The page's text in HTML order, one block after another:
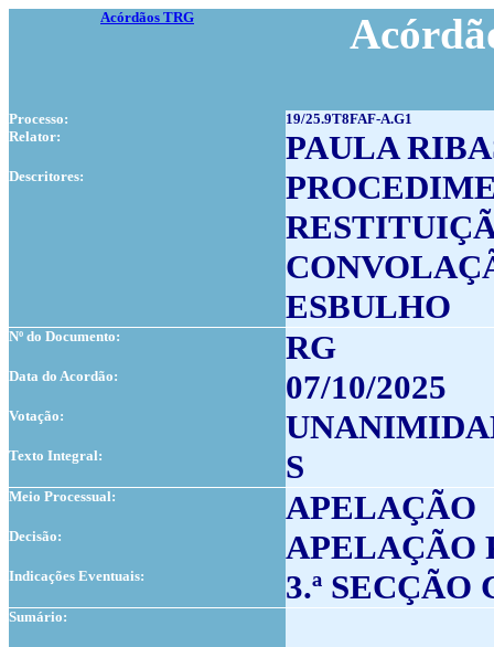
Acórdãos TRG
Processo:
19/25.9T8FAF-A.G1
Relator:
PAULA
Descritores:
ESBULHO
Nº do Documento: RG
Data do Acordão: 07/10/2025
Votação:
Texto Integral: S
Meio Processual: APELAÇÃO
Decisão: APELAÇÃO
Indicações Eventuais: 3.ª SECÇÃO
Sumário: